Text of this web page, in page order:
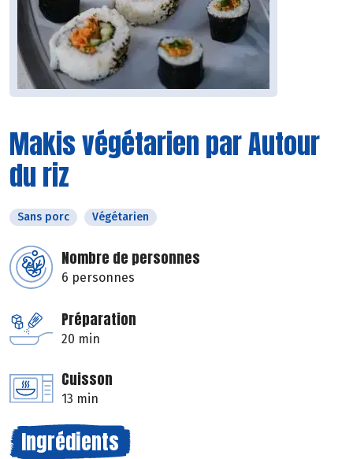
Makis végétarien par Autour
du riz
Sans porc Végétarien
Nombre de personnes
6 personnes
Préparation
20 min
Cuisson
13 min
Ingrédients